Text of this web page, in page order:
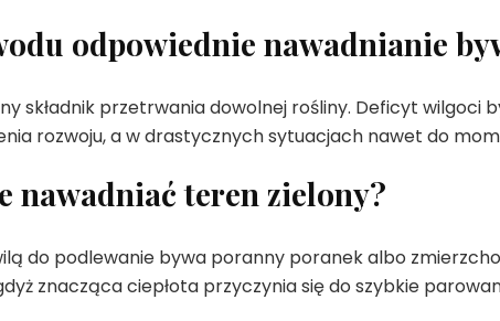
odpowiednie nawadnianie
składnik przetrwania dowolnej rośliny. Deficyt
rozwoju, a w drastycznych sytuacjach nawet do
nawadniać teren zielony?
do podlewanie bywa poranny poranek albo
znacząca ciepłota przyczynia się do szybkie